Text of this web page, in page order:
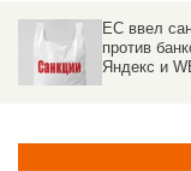
ЕС ввел
против
Яндекс и